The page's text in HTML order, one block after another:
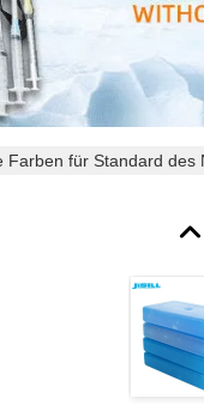
Farben für Standard des